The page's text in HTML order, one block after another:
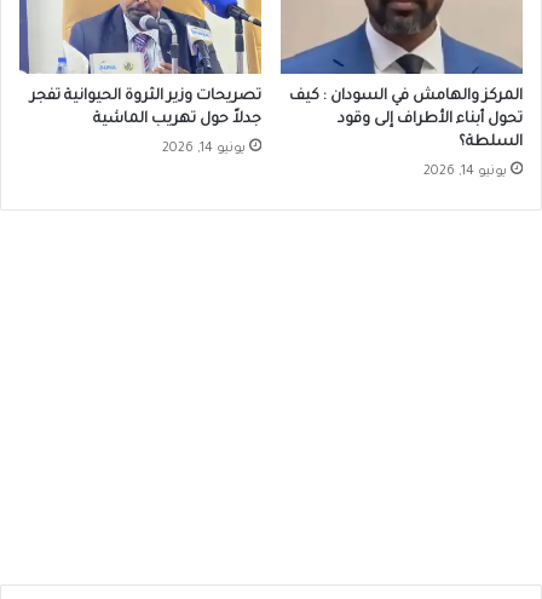
المركز والهامش في السودان : كيف
تحول أبناء الأطراف إلى وقود
السلطة؟
يونيو 14, 2026
تصريحات وزير الثروة الحيوانية تفجر
جدلاً حول تهريب الماشية
يونيو 14, 2026